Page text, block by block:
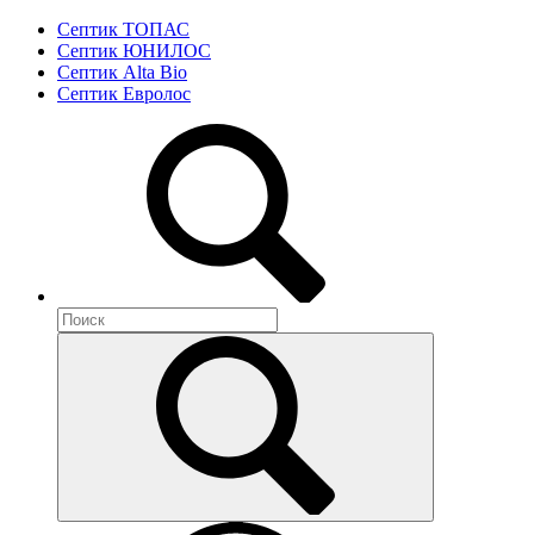
Септик ТОПАС
Септик ЮНИЛОС
Септик Alta Bio
Септик Евролос